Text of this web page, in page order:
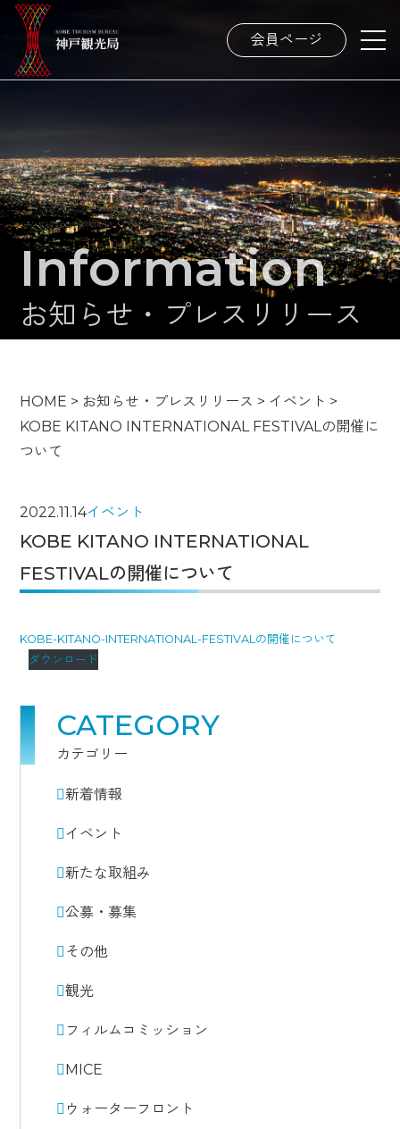
会員ページ
Information
お知らせ・プレスリリース
HOME > お知らせ・プレスリリース > イベント >
KOBE KITANO INTERNATIONAL FESTIVALの開催に
ついて
2022.11.14イベント
KOBE KITANO INTERNATIONAL
FESTIVALの開催について
KOBE-KITANO-INTERNATIONAL-FESTIVALの開催について
ダウンロード
CATEGORY
カテゴリー
新着情報
イベント
新たな取組み
公募・募集
その他
観光
フィルムコミッション
MICE
ウォーターフロント